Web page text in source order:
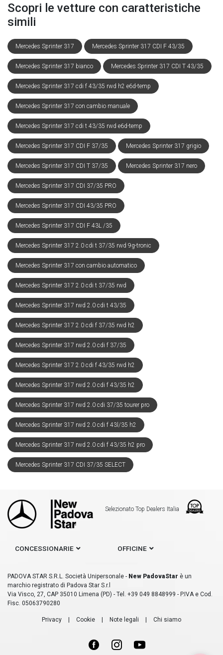
Scopri le vetture con caratteristiche
simili
Mercedes Sprinter 317 Mercedes Sprinter 317 CDI F 43/35
Mercedes Sprinter 317 bianco Mercedes Sprinter 317 CDI T 43/35
Mercedes Sprinter 317 cdi f 43/35 rwd h2 e6d-temp
Mercedes Sprinter 317 con cambio manuale
Mercedes Sprinter 317 cdi t 43/35 rwd e6d-temp
Mercedes Sprinter 317 CDI F 37/35 Mercedes Sprinter 317 grigio
Mercedes Sprinter 317 CDI T 37/35 Mercedes Sprinter 317 nero
Mercedes Sprinter 317 CDI 37/35 PRO
Mercedes Sprinter 317 CDI 43/35 PRO
Mercedes Sprinter 317 CDI F 43L /35
Mercedes Sprinter 317 2.0 cdi t 37/35 rwd 9g-tronic
Mercedes Sprinter 317 con cambio automatico
Mercedes Sprinter 317 2.0 cdi t 37/35 rwd
Mercedes Sprinter 317 rwd 2.0 cdi t 43/35
Mercedes Sprinter 317 2.0 cdi f 37/35 rwd h2
Mercedes Sprinter 317 rwd 2.0 cdi f 37/35
Mercedes Sprinter 317 2.0 cdi f 43/35 rwd h2
Mercedes Sprinter 317 rwd 2.0 cdi f 43/35 h2
Mercedes Sprinter 317 rwd 2.0 cdi 37/35 tourer pro
Mercedes Sprinter 317 rwd 2.0 cdi f 43l/35 h2
Mercedes Sprinter 317 rwd 2.0 cdi f 43/35 h2 pro
Mercedes Sprinter 317 CDI 37/35 SELECT
Selezionato Top Dealers Italia
CONCESSIONARIE OFFICINE
PADOVA STAR S.R.L. Società Unipersonale - New PadovaStar è un
marchio registrato di Padova Star S.r.l
Via Visco, 27, CAP 35010 Limena (PD) - Tel. +39 049 8848999 - P.IVA e Cod.
Fisc. 05063790280
Privacy | Cookie | Note legali | Chi siamo